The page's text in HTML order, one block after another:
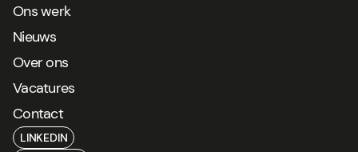
Ons werk
Nieuws
Over ons
Vacatures
Contact
LINKEDIN